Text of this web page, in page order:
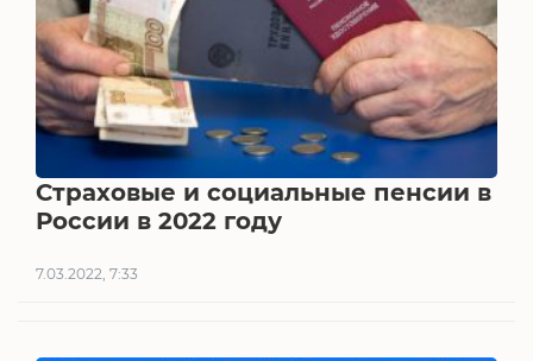
Страховые и социальные пенсии в
России в 2022 году
7.03.2022, 7:33